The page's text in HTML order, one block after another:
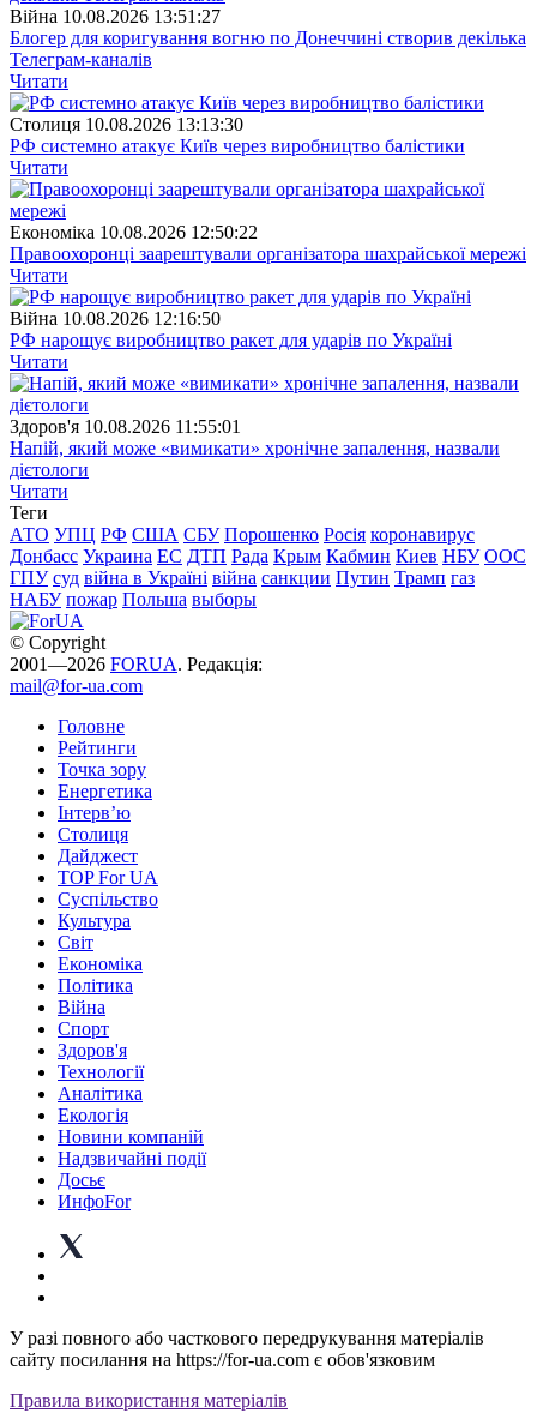
Війна 10.08.2026 13:51:27
Блогер для коригування вогню по Донеччині створив декілька
Телеграм-каналів
Читати
Столиця 10.08.2026 13:13:30
РФ системно атакує Київ через виробництво балістики
Читати
Економіка 10.08.2026 12:50:22
Правоохоронці заарештували організатора шахрайської мережі
Читати
Війна 10.08.2026 12:16:50
РФ нарощує виробництво ракет для ударів по Україні
Читати
Здоров'я 10.08.2026 11:55:01
Напій, який може «вимикати» хронічне запалення, назвали
дієтологи
Читати
Теги
АТО УПЦ РФ США СБУ Порошенко Росія коронавирус
Донбасс Украина ЕС ДТП Рада Крым Кабмин Киев НБУ ООС
ГПУ суд війна в Україні війна санкции Путин Трамп газ
НАБУ пожар Польша выборы
© Copyright
2001—2026 FORUA. Редакція:
mail@for-ua.com
Головне
Рейтинги
Точка зору
Енергетика
Інтерв’ю
Столиця
Дайджест
TOP For UA
Суспiльство
Культура
Світ
Економіка
Політика
Війна
Спорт
Здоров'я
Технології
Аналітика
Екологія
Новини компаній
Надзвичайні події
Досьє
ИнфоFor
У разі повного або часткового передрукування матеріалів
сайту посилання на https://for-ua.com є обов'язковим
Правила використання матеріалів